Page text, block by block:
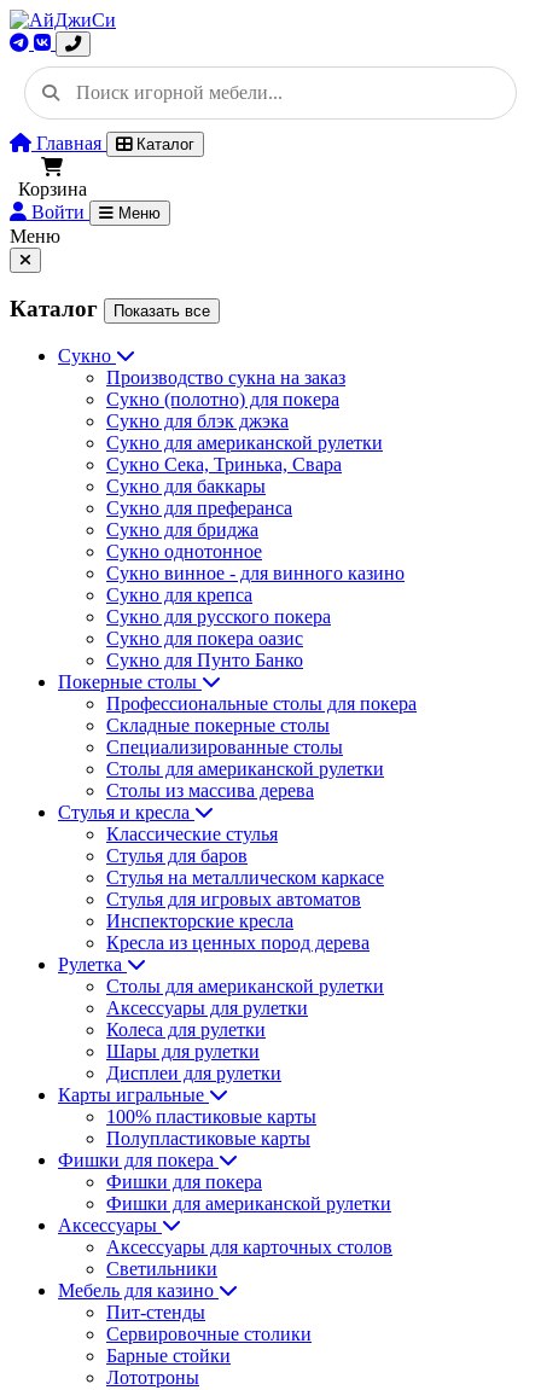
Главная Каталог
Корзина
Войти
Меню
Меню
Каталог Показать все
Сукно
Производство сукна на заказ
Сукно (полотно) для покера
Сукно для блэк джэка
Сукно для американской рулетки
Сукно Сека, Тринька, Свара
Сукно для баккары
Сукно для преферанса
Сукно для бриджа
Сукно однотонное
Сукно винное - для винного казино
Сукно для крепса
Сукно для русского покера
Сукно для покера оазис
Сукно для Пунто Банко
Покерные столы
Профессиональные столы для покера
Складные покерные столы
Специализированные столы
Столы для американской рулетки
Столы из массива дерева
Стулья и кресла
Классические стулья
Стулья для баров
Стулья на металлическом каркасе
Стулья для игровых автоматов
Инспекторские кресла
Кресла из ценных пород дерева
Рулетка
Столы для американской рулетки
Аксессуары для рулетки
Колеса для рулетки
Шары для рулетки
Дисплеи для рулетки
Карты игральные
100% пластиковые карты
Полупластиковые карты
Фишки для покера
Фишки для покера
Фишки для американской рулетки
Аксессуары
Аксессуары для карточных столов
Светильники
Мебель для казино
Пит-стенды
Сервировочные столики
Барные стойки
Лототроны